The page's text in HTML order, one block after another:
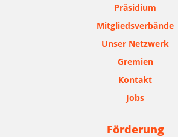
Präsidium
Mitgliedsverbände
Unser Netzwerk
Gremien
Kontakt
Jobs
Förderung